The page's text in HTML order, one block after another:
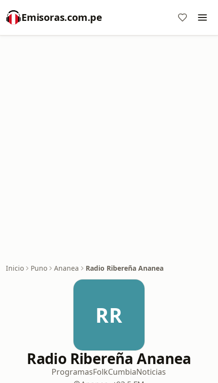
Emisoras.com.pe
Inicio Puno Ananea Radio Ribereña Ananea
RR
Radio Ribereña Ananea
ProgramasFolkCumbiaNoticias